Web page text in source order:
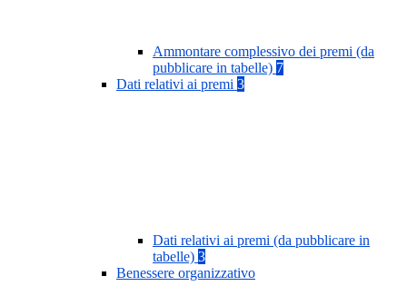
Ammontare complessivo dei premi (da
pubblicare in tabelle) 7
Dati relativi ai premi 3
Dati relativi ai premi (da pubblicare in
tabelle) 3
Benessere organizzativo